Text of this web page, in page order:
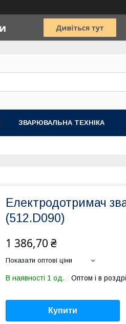
ЗВАРЮВАЛЬНА ТЕХНІКА
Електродотримач
(512.D090)
1 386,70 ₴
Показати оптові ціни
В наявності 1 од. Оптом і в
Купити